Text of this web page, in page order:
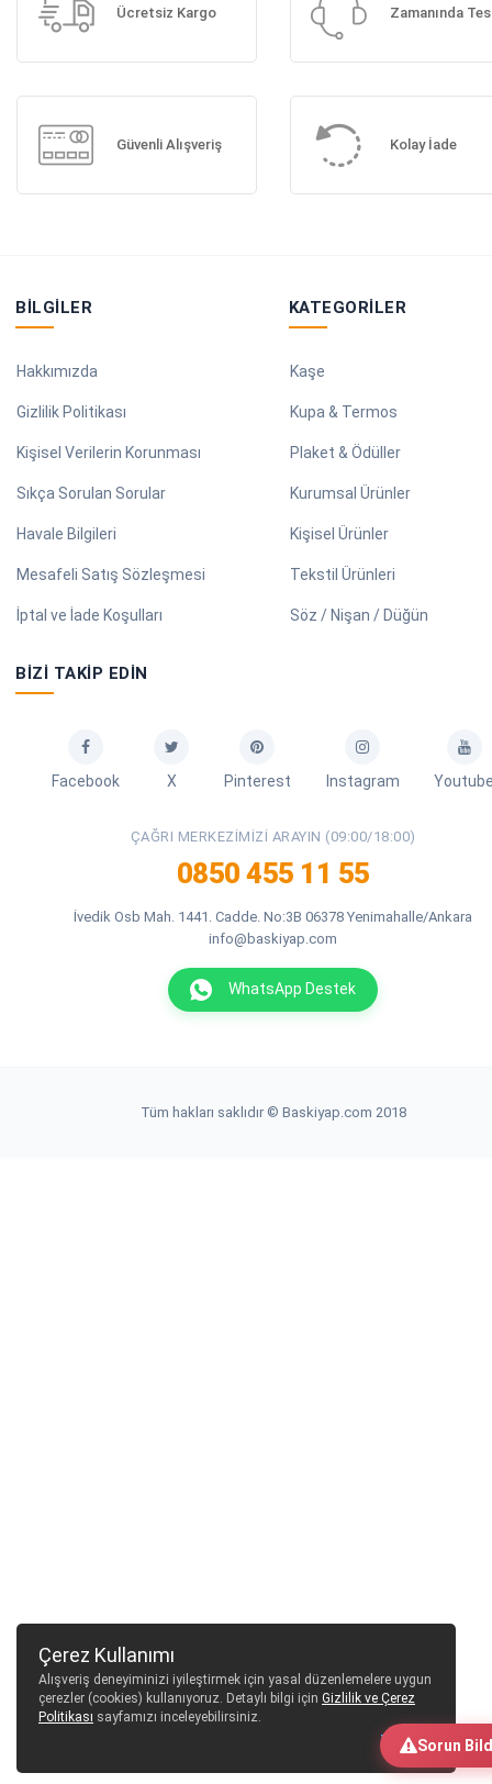
Ücretsiz Kargo Zamanında
Güvenli Alışveriş Kolay İade
BILGILER
Hakkımızda
Gizlilik Politikası
Kişisel Verilerin Korunması
Sıkça Sorulan Sorular
Havale Bilgileri
Mesafeli Satış Sözleşmesi
İptal ve İade Koşulları
KATEGORILER
Kaşe
Kupa & Termos
Plaket & Ödüller
Kurumsal Ürünler
Kişisel Ürünler
Tekstil Ürünleri
Söz / Nişan / Düğün
BIZI TAKIP EDIN
Facebook X Pinterest Instagram
ÇAĞRI MERKEZIMIZI ARAYIN (09:00/18:00)
0850 455 11 55
İvedik Osb Mah. 1441. Cadde. No:3B 06378 Yenimahalle/Ankara
info@baskiyap.com
WhatsApp Destek
Tüm hakları saklıdır © Baskiyap.com 2018
Sorun
Çerez Kullanımı
Alışveriş deneyiminizi iyileştirmek için yasal düzenlemelere uygun
çerezler (cookies) kullanıyoruz. Detaylı bilgi için Gizlilik ve Çerez
Politikası sayfamızı inceleyebilirsiniz.
Tamam